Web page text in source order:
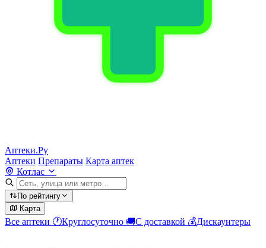
Аптеки.Ру
Аптеки Препараты Карта аптек
Котлас
По рейтингу
Карта
Все аптеки 🕐Круглосуточно 🚚С доставкой 💰Дискаунтеры